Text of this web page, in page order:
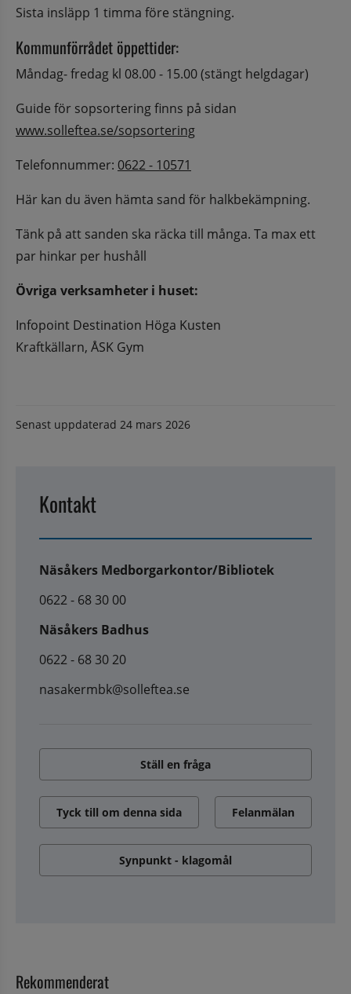
Sista insläpp 1 timma före stängning.
Kommunförrådet öppettider:
Måndag- fredag kl 08.00 - 15.00 (stängt helgdagar)
www.solleftea.se/sopsortering
Telefonnummer: 0622 - 10571
Här kan du även hämta sand för halkbekämpning.
Tänk på att sanden ska räcka till många. Ta max ett
par hinkar per hushåll
Övriga verksamheter i huset:
Infopoint Destination Höga Kusten
Kraftkällarn, ÅSK Gym
Senast uppdaterad 24 mars 2026
Kontakt
Näsåkers Medborgarkontor/Bibliotek
0622 - 68 30 00
Näsåkers Badhus
0622 - 68 30 20
nasakermbk@solleftea.se
Ställ en fråga
Tyck till om denna sida Felanmälan
Synpunkt - klagomål
Rekommenderat